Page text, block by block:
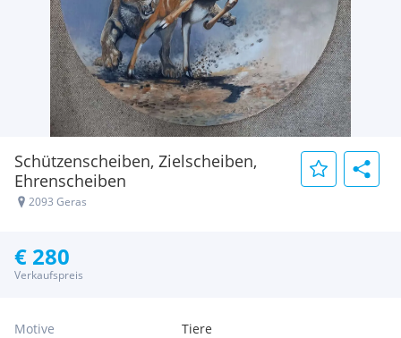
Schützenscheiben, Zielscheiben,
Ehrenscheiben
2093 Geras
€ 280
Verkaufspreis
Motive
Tiere